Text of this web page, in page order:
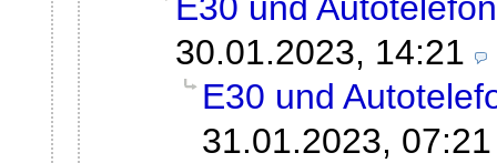
30.01.2023, 14:21
E30 und
31.01.2023, 07:21